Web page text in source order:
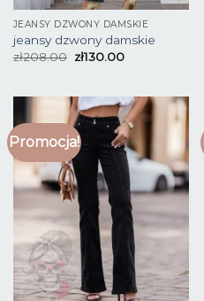
JEANSY DZWONY DAMSKIE
jeansy dzwony damskie
zł208.00 zł130.00
Promocja!